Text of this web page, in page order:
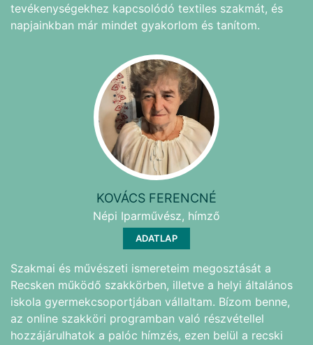
tevékenységekhez kapcsolódó textiles szakmát, és
napjainkban már mindet gyakorlom és tanítom.
KOVÁCS FERENCNÉ
Népi Iparművész, hímző
ADATLAP
Szakmai és művészeti ismereteim megosztását a
Recsken működő szakkörben, illetve a helyi általános
iskola gyermekcsoportjában vállaltam. Bízom benne,
az online szakköri programban való részvétellel
hozzájárulhatok a palóc hímzés, ezen belül a recski